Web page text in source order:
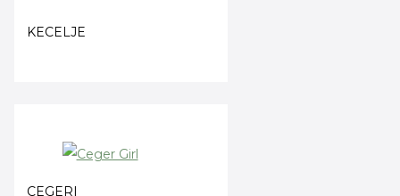
KECELJE
CEGERI